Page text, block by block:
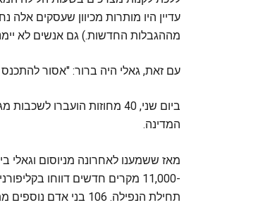
עדיין היו מותרות מכיוון שעסקים אלה
מההגבלות החדשות.) גם אנשים לא
עם זאת, גאלי היה ברור: "אסור להתכנס בין 22:00 לחמש
ביום שני, 40 מחוזות הועברו
המדינה.
תחילת הנפילה. 106 בני אדם נוספים מתו כתוצאה מהנגיף, מה שמספר ההרוגים של המדינה הוא 18,466.